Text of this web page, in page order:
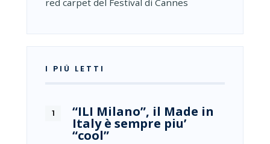
I PIÙ LETTI
“ILI Milano”, il Made in
Italy è sempre piu’
“cool”